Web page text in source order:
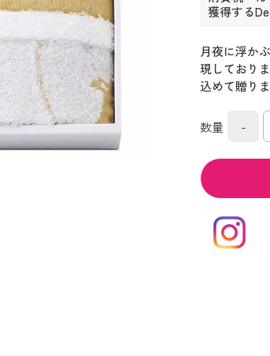
獲得する
月夜に浮か
現しており
込めて贈りま
数量 -